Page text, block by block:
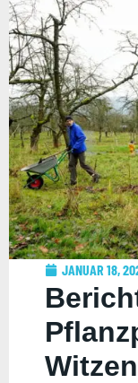
JANUAR 18,